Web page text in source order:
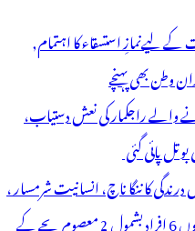
کے لیےنمازِ استسقاء کا اہتمام,
وطن بھی پہنچے
ا فراد کا قتل کرنے والے راجکمار کی نعش دستیاب،
پائی گئی
کا ننگا ناچ، انسانیت شرمسار ،
پو کسو کیس کے ملزم راجکمار کے ہاتھوں 6 افراد بشمول 2 معصوم بچے کے